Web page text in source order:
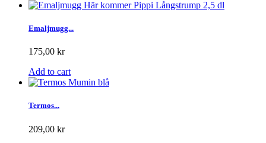
Emaljmugg...
175,00 kr
Add to cart
Termos...
209,00 kr